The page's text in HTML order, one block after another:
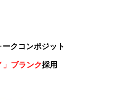
クコンポジット
」ブランク採用